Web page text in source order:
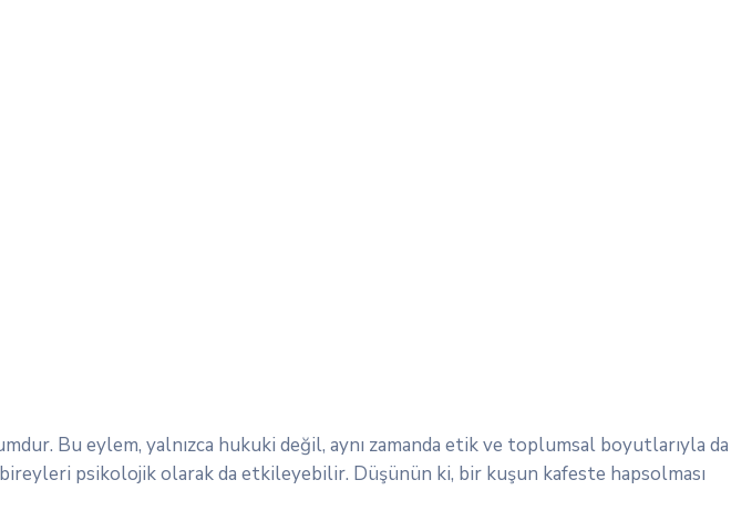
Bu eylem, yalnızca hukuki değil, aynı zamanda etik ve toplumsal boyutlarıyla da
psikolojik olarak da etkileyebilir. Düşünün ki, bir kuşun kafeste hapsolması